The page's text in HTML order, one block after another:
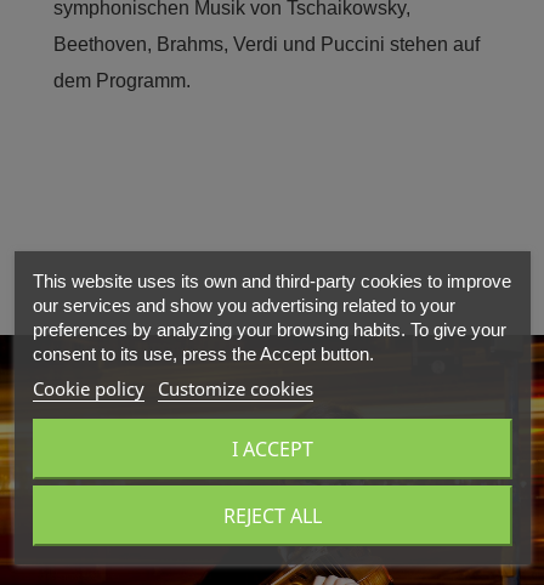
symphonischen Musik von Tschaikowsky,
Beethoven, Brahms, Verdi und Puccini stehen auf
dem Programm.
This website uses its own and third-party cookies to improve
our services and show you advertising related to your
preferences by analyzing your browsing habits. To give your
consent to its use, press the Accept button.
Cookie policy Customize cookies
REJECT ALL
I ACCEPT